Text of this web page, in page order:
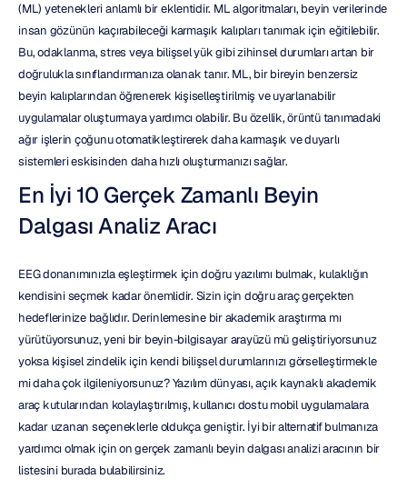
(ML) yetenekleri anlamlı bir eklentidir. ML algoritmaları, beyin verilerinde
insan gözünün kaçırabileceği karmaşık kalıpları tanımak için eğitilebilir.
Bu, odaklanma, stres veya bilişsel yük gibi zihinsel durumları artan bir
doğrulukla sınıflandırmanıza olanak tanır. ML, bir bireyin benzersiz
beyin kalıplarından öğrenerek kişiselleştirilmiş ve uyarlanabilir
uygulamalar oluşturmaya yardımcı olabilir. Bu özellik, örüntü tanımadaki
ağır işlerin çoğunu otomatikleştirerek daha karmaşık ve duyarlı
sistemleri eskisinden daha hızlı oluşturmanızı sağlar.
En İyi 10 Gerçek Zamanlı Beyin
Dalgası Analiz Aracı
EEG donanımınızla eşleştirmek için doğru yazılımı bulmak, kulaklığın
kendisini seçmek kadar önemlidir. Sizin için doğru araç gerçekten
hedeflerinize bağlıdır. Derinlemesine bir akademik araştırma mı
yürütüyorsunuz, yeni bir beyin-bilgisayar arayüzü mü geliştiriyorsunuz
yoksa kişisel zindelik için kendi bilişsel durumlarınızı görselleştirmekle
mi daha çok ilgileniyorsunuz? Yazılım dünyası, açık kaynaklı akademik
araç kutularından kolaylaştırılmış, kullanıcı dostu mobil uygulamalara
kadar uzanan seçeneklerle oldukça geniştir. İyi bir alternatif bulmanıza
yardımcı olmak için on gerçek zamanlı beyin dalgası analizi aracının bir
listesini burada bulabilirsiniz.